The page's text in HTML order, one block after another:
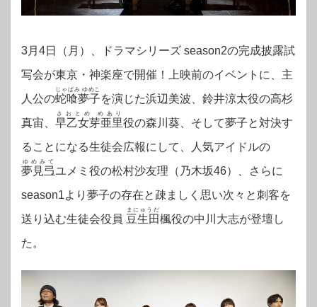
3月4日（月）、ドラマシリーズ season2の完成披露試
写会が東京・神楽座で開催！
上映前のイベントに、主
人公の蛇喰夢子
じゃばみ ゆめこ
を演じた浜辺美波、鈴井涼太役の高杉
真宙、 早乙女芽亜里
さおとめ めあり
役の森川葵、そして夢子と対決す
ることになる生徒会広報にして、人気アイドルの
夢見弖
ゆめみて
ユメミ役の松村沙友理（乃木坂46）、さらに
season1より夢子の存在と疎ましく思い次々と刺客を
送り込む生徒会役員 豆生田
まにゅうだ
楓役の中川大志が登壇し
た。